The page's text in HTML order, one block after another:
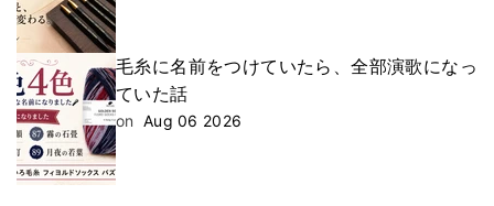
毛糸に名前をつけていたら、全部演歌になっ
ていた話
on Aug 06 2026